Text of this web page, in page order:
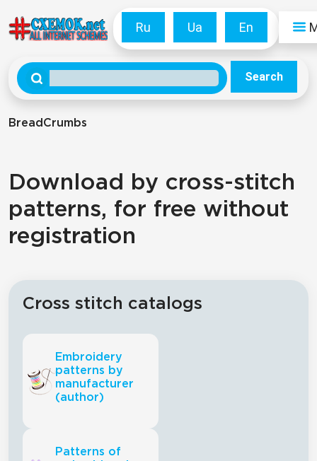
Ru Ua En
Search
BreadCrumbs
Download by cross-stitch
patterns, for free without
registration
Cross stitch catalogs
Embroidery
patterns by
manufacturer
(author)
Patterns of